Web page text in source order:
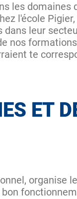
les domaines
l'école
dans leur
nos
te
ET
organise